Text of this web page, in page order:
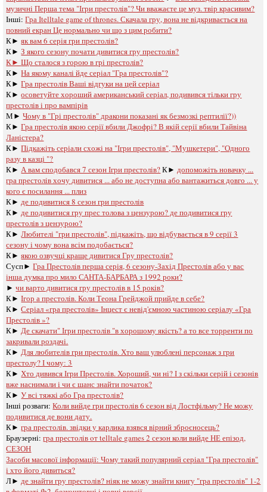
музичні Перша тема "Ігри престолів"? Чи вважаєте це муз. твір красивим?
Інші:Гра Іtelltale game of thrones. Скачала гру, вона не відкривається на
повний екран Це нормально чи що з цим робити?
К►як вам 6 серія гри престолів?
К►З якого сезону почати дивитися гру престолів?
К►Що сталося з горою в грі престолів?
К►На якому каналі йде серіал "Гра престолів"?
К►Гра престолів Ваші відгуки на цей серіал
К►осоветуйте хороший американський серіал, подивився тільки гру
престолів і про вампірів
М►Чому в "Грі престолів" дракони показані як безмозкі рептилії?))
К►Гра престолів якою серії вбили Джофрі? В якій серії вбили Тайвіна
Ланістера?
К►Підкажіть серіали схожі на "Ігри престолів", "Мушкетери", "Одного
разу в казці "?
К► А вам сподобався 7 сезон Ігри престолів?К► допоможіть новачку ...
гра престолів хочу дивитися ... або не доступна або вантажиться довго ... у
кого є посилання ... плиз
К► де подивитися 8 сезон гри престолів
К► де подивитися гру прес толова з цензурою? де подивитися гру
престолів з цензурою?
К►Любителі "гри престолів", підкажіть, що відбувається в 9 серії 3
сезону і чому вона всім подобається?
К►якою озвучці краще дивитися Гру престолів?
Сусп►Гра Престолів перша серія, 6 сезону-Захід Престолів або у вас
інша думка про мило САНТА-БАРБАРА з 1992 роки?
►чи варто дивитися гру престолів в 15 років?
К►Ігор а престолів. Коли Теона Грейджой прийде в себе?
К►Серіал «гра престолів» Інцест є невід'ємною частиною серіалу «Гра
Престолів »?
К► Де скачати" Ігри престолів "в хорошому якість? а то все торренти по
закривали роздачі.
К► Для любителів гри престолів. Хто ваш улюблені персонаж з гри
престолу? І чому: 3
К► Хто дивився Ігри Престолів. Хороший, чи ні? І з скільки серій і сезонів
вже наснимали і чи є шанс знайти початок?
К►У всі тяжкі або Гра престолів?
Інші розваги: ​​Коли вийде гри престолів 6 сезон від Лостфільму? Не можу
подивитися де вони дату.
К►гра престолів. звідки у карлика взявся вірний зброєносець?
Браузерні:гра престолів oт telltale games 2 сезон коли вийде НЕ епізод,
СЕЗОН
Засоби масової інформації:Чому такий популярний серіал "Гра престолів"
і хто його дивиться?
Л► де знайти гру престолів? ніяк не можу знайти книгу "гра престолів" 1-2